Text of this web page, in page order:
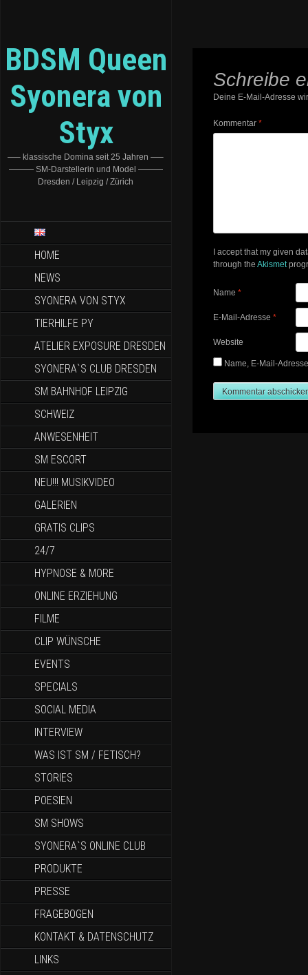
BDSM Queen
Syonera von
Styx
—– klassische Domina seit 25 Jahren —–
——— SM-Darstellerin und Model ———
Dresden / Leipzig / Zürich
HOME
NEWS
SYONERA VON STYX
TIERHILFE PY
ATELIER EXPOSURE DRESDEN
SYONERA`S CLUB DRESDEN
SM BAHNHOF LEIPZIG
SCHWEIZ
ANWESENHEIT
SM ESCORT
NEU!!! MUSIKVIDEO
GALERIEN
GRATIS CLIPS
24/7
HYPNOSE & MORE
ONLINE ERZIEHUNG
FILME
CLIP WÜNSCHE
EVENTS
SPECIALS
SOCIAL MEDIA
INTERVIEW
WAS IST SM / FETISCH?
STORIES
POESIEN
SM SHOWS
SYONERA`S ONLINE CLUB
PRODUKTE
PRESSE
FRAGEBOGEN
KONTAKT & DATENSCHUTZ
LINKS
Schreibe
Deine E-Mail-Adresse
Kommentar *
I accept that my given
through the Akismet
Name *
E-Mail-Adresse *
Website
Name, E-Mail-